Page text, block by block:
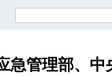
急管理部、中